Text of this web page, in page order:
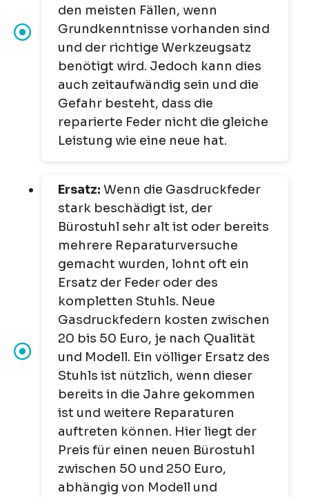
den meisten Fällen, wenn
Grundkenntnisse vorhanden sind
und der richtige Werkzeugsatz
benötigt wird. Jedoch kann dies
auch zeitaufwändig sein und die
Gefahr besteht, dass die
reparierte Feder nicht die gleiche
Leistung wie eine neue hat.
Ersatz: Wenn die Gasdruckfeder
stark beschädigt ist, der
Bürostuhl sehr alt ist oder bereits
mehrere Reparaturversuche
gemacht wurden, lohnt oft ein
Ersatz der Feder oder des
kompletten Stuhls. Neue
Gasdruckfedern kosten zwischen
20 bis 50 Euro, je nach Qualität
und Modell. Ein völliger Ersatz des
Stuhls ist nützlich, wenn dieser
bereits in die Jahre gekommen
ist und weitere Reparaturen
auftreten können. Hier liegt der
Preis für einen neuen Bürostuhl
zwischen 50 und 250 Euro,
abhängig von Modell und